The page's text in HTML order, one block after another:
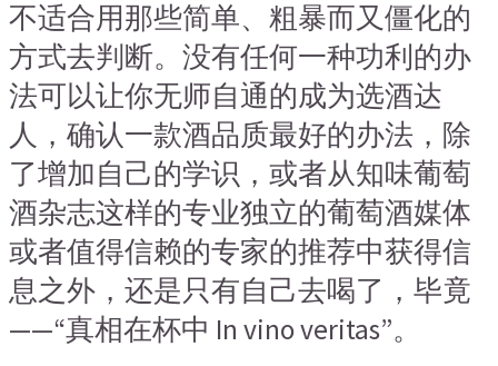
不适合用那些简单、粗暴而又僵化的
方式去判断。没有任何一种功利的办
法可以让你无师自通的成为选酒达
人，确认一款酒品质最好的办法，除
了增加自己的学识，或者从知味葡萄
酒杂志这样的专业独立的葡萄酒媒体
或者值得信赖的专家的推荐中获得信
息之外，还是只有自己去喝了，毕竟
——“真相在杯中 In vino veritas”。